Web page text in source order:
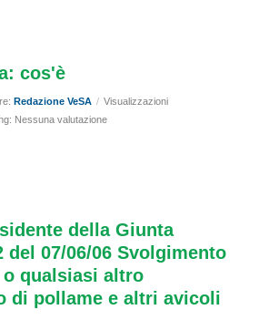
cos'è
Redazione VeSA / Visualizzazioni
Nessuna valutazione
della Giunta
del 07/06/06 Svolgimento
qualsiasi altro
di pollame e altri avicoli